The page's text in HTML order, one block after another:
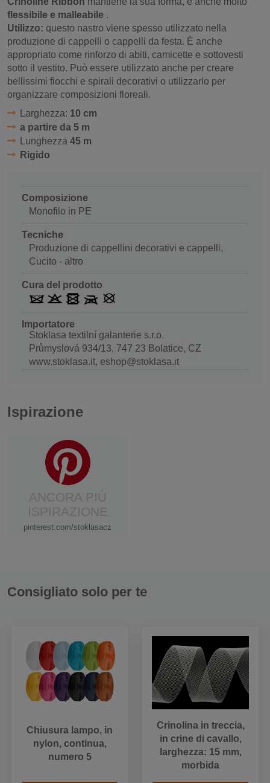
flessibile e malleabile .
Utilizzo: questo nastro viene spesso utilizzato nella
produzione di cappelli o cappelli da festa. È anche
appropriato come rinforzo di abiti, camicette e sottovesti
sotto il vestito. Può essere utilizzato anche per creare
bellissimi fiocchi e spirali decorativi o utilizzarlo per
organizzare composizioni floreali.
Larghezza: 10 cm
a partire da 5 m
Lunghezza 45 m
Rigido
Composizione
Monofilo in PE
Tecniche
Produzione di cappellini decorativi e cappelli,
Cucito - altro
Cura del prodotto
Importatore
Stoklasa textilní galanterie s.r.o.
Průmyslová 934/13, 747 23 Bolatice, CZ
www.stoklasa.it, eshop@stoklasa.it
Ispirazione
pinterest.com/stoklasacz
Consigliato solo per te
Chiusura lampo, in
nylon, continua,
numero 5
Crinolina in treccia,
in crine di cavallo,
larghezza: 15 mm,
morbida